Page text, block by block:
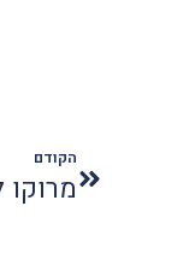
הקודם